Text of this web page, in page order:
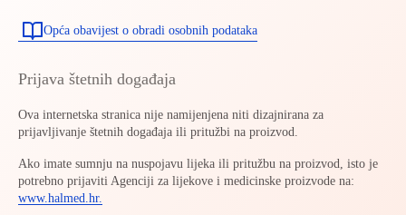
Opća obavijest o obradi osobnih podataka
Prijava štetnih događaja
Ova internetska stranica nije namijenjena niti dizajnirana za
prijavljivanje štetnih događaja ili pritužbi na proizvod.
Ako imate sumnju na nuspojavu lijeka ili pritužbu na proizvod, isto je
potrebno prijaviti Agenciji za lijekove i medicinske proizvode na:
www.halmed.hr.